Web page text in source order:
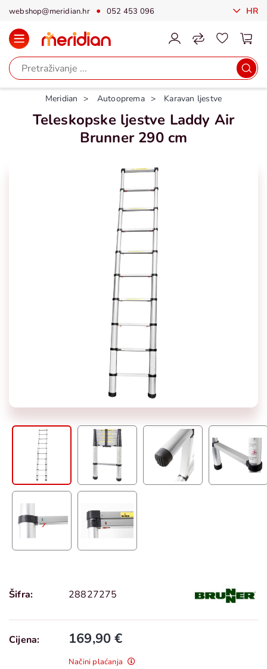
webshop@meridian.hr 052 453 096 HR
Meridian Autooprema Karavan ljestve
Teleskopske ljestve Laddy Air
Brunner 290 cm
Šifra: 28827275
Cijena: 169,90 €
Načini plaćanja